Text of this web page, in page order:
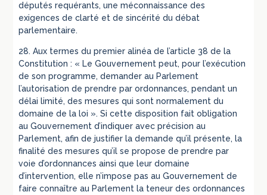
députés requérants, une méconnaissance des
exigences de clarté et de sincérité du débat
parlementaire.
28. Aux termes du premier alinéa de l’article 38 de la
Constitution : « Le Gouvernement peut, pour l’exécution
de son programme, demander au Parlement
l’autorisation de prendre par ordonnances, pendant un
délai limité, des mesures qui sont normalement du
domaine de la loi ». Si cette disposition fait obligation
au Gouvernement d’indiquer avec précision au
Parlement, afin de justifier la demande qu’il présente, la
finalité des mesures qu’il se propose de prendre par
voie d’ordonnances ainsi que leur domaine
d’intervention, elle n’impose pas au Gouvernement de
faire connaître au Parlement la teneur des ordonnances